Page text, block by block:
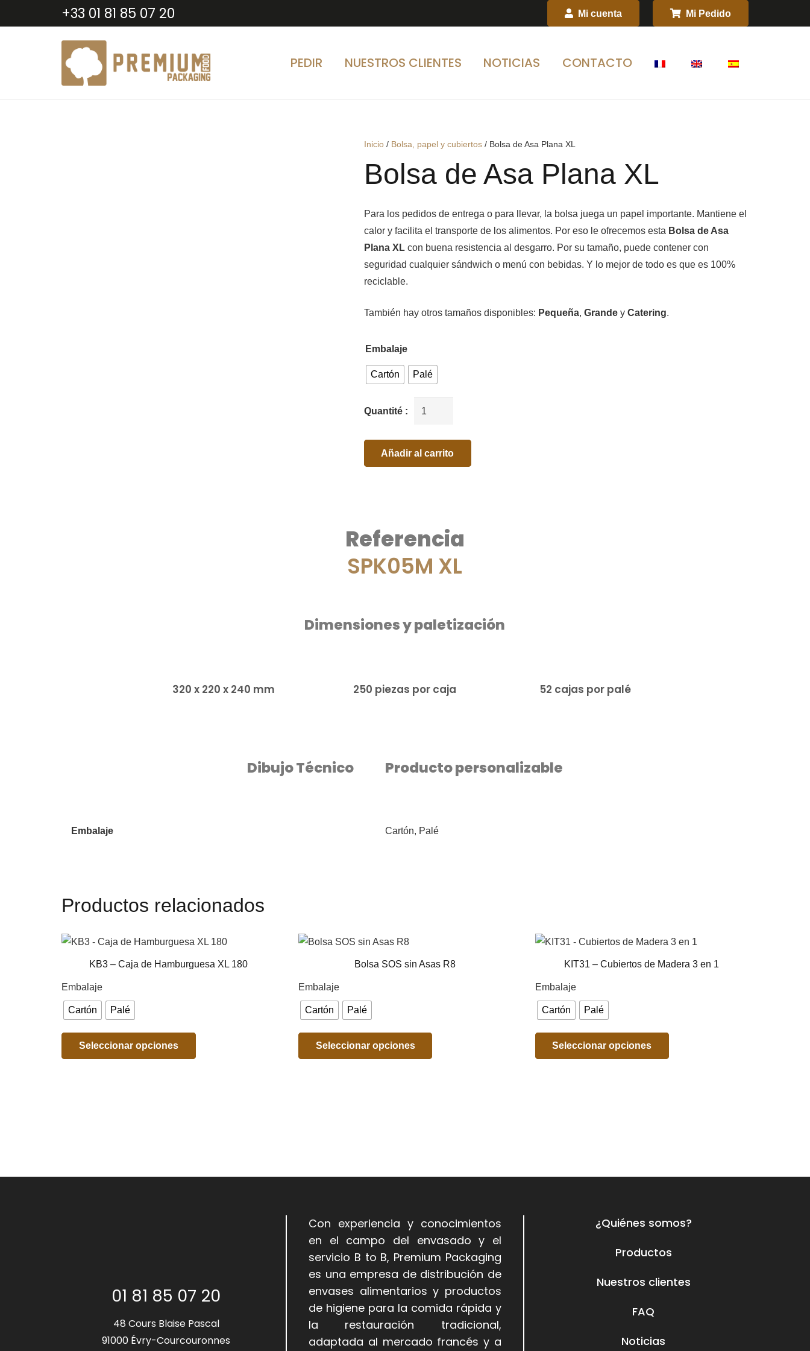
+33 01 81 85 07 20 Mi cuenta Mi Pedido
PEDIR NUESTROS CLIENTES NOTICIAS CONTACTO
Inicio/ Bolsa, papel y cubiertos/ Bolsa de Asa Plana XL
Bolsa de Asa Plana XL
Para los pedidos de entrega o para llevar, la bolsa juega un papel importante. Mantiene el
calor y facilita el transporte de los alimentos. Por eso le ofrecemos esta Bolsa de Asa
Plana XLcon buena resistencia al desgarro. Por su tamaño, puede contener con
seguridad cualquier sándwich o menú con bebidas. Y lo mejor de todo es que es 100%
reciclable.
También hay otros tamaños disponibles: Pequeña, GrandeyCatering.
Embalaje
Cartón Palé
Añadir al carrito
Referencia
SPK05M XL
Dimensiones y paletización​
320 x 220 x 240 mm 250 piezas por caja 52 cajas por palé
Dibujo Técnico Producto personalizable
Embalaje Cartón, Palé
Productos relacionados
KB3 – Caja de Hamburguesa XL 180
Embalaje
Cartón Palé
Seleccionar opciones
Bolsa SOS sin Asas R8
Embalaje
Cartón Palé
Seleccionar opciones
KIT31 – Cubiertos de Madera 3 en 1
Embalaje
Cartón Palé
Seleccionar opciones
01 81 85 07 20
48 Cours Blaise Pascal
91000 Évry-Courcouronnes
Con experiencia y conocimientos
en el campo del envasado y el
servicio B to B, Premium Packaging
es una empresa de distribución de
envases alimentarios y productos
de higiene para la comida rápida y
la restauración tradicional,
adaptada al mercado francés y a
¿Quiénes somos?
Productos
Nuestros clientes
FAQ
Noticias